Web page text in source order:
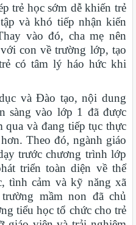
trẻ học sớm dễ khiến trẻ
và khó tiếp nhận kiến
vào đó, cha mẹ nên
con về trường lớp, tạo
có tâm lý háo hức khi
và Đào tạo, nội dung
sàng vào lớp 1 đã được
qua và đang tiếp tục thực
Theo đó, ngành giáo
trước chương trình lớp
triển toàn diện về thể
tình cảm và kỹ năng xã
mầm non đã chủ
tiểu học tổ chức cho trẻ